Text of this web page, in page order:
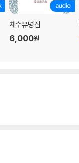
체수유병집
6,000원